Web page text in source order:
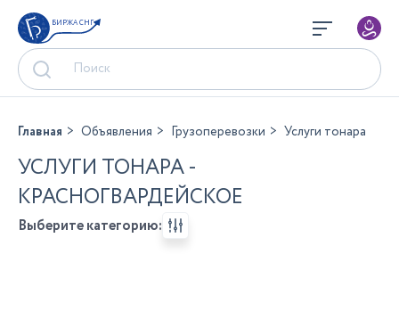
БИРЖА СНГ
Главная Объявления Грузоперевозки Услуги тонара
УСЛУГИ ТОНАРА -
КРАСНОГВАРДЕЙСКОЕ
Выберите категорию: